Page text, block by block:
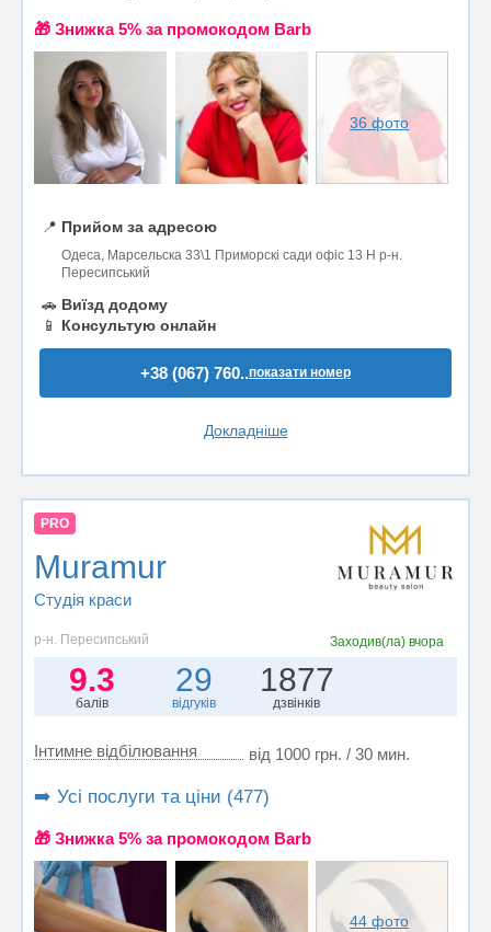
🎁 Знижка 5% за промокодом Barb
36 фото
📍 Прийом за адресою
Одеса, Марсельска 33\1 Приморскі сади офіс 13 Н р-н.
Пересипський
🚗 Виїзд додому
📱
Консультую онлайн
+38 (067) 760..показати номер
Докладніше
PRO
Muramur
Студія краси
р-н. Пересипський Заходив(ла) вчора
9.3
балів
29
відгуків
1877
дзвінків
Інтимне відбілювання від 1000 грн. / 30 мин.
➡️ Усі послуги та ціни (477)
🎁 Знижка 5% за промокодом Barb
44 фото